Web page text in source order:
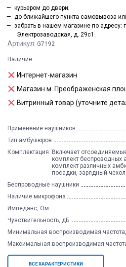
Артикул: G7192
Наличие
Интернет-магазин
Магазин м. Преображенская
Витринный товар (уточните
Применение наушников
Тип амбушюров
Комплектация
Включает
комплект беспроводных
комплект различных
посадки, зарядный
Беспроводные наушники
Наличие микрофона
Импеданс, Ом
Чувствительность, дБ
Минимальная воспроизводимая
Максимальная воспроизводимая
ВСЕ ХАРАКТЕРИСТИКИ
курьером до двери;
до ближайшего пункта самовывоза
забрать в нашем магазине по адресу:
Электрозаводская, д. 29с1.